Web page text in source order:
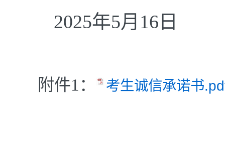
2025年5月16日
附件1： 考生诚信承诺书